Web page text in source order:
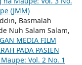
(JMM)
Basmalah
Nuh Salam Salam,
MEDIA FILM
PADA PASIEN
Vol. 2 No. 1